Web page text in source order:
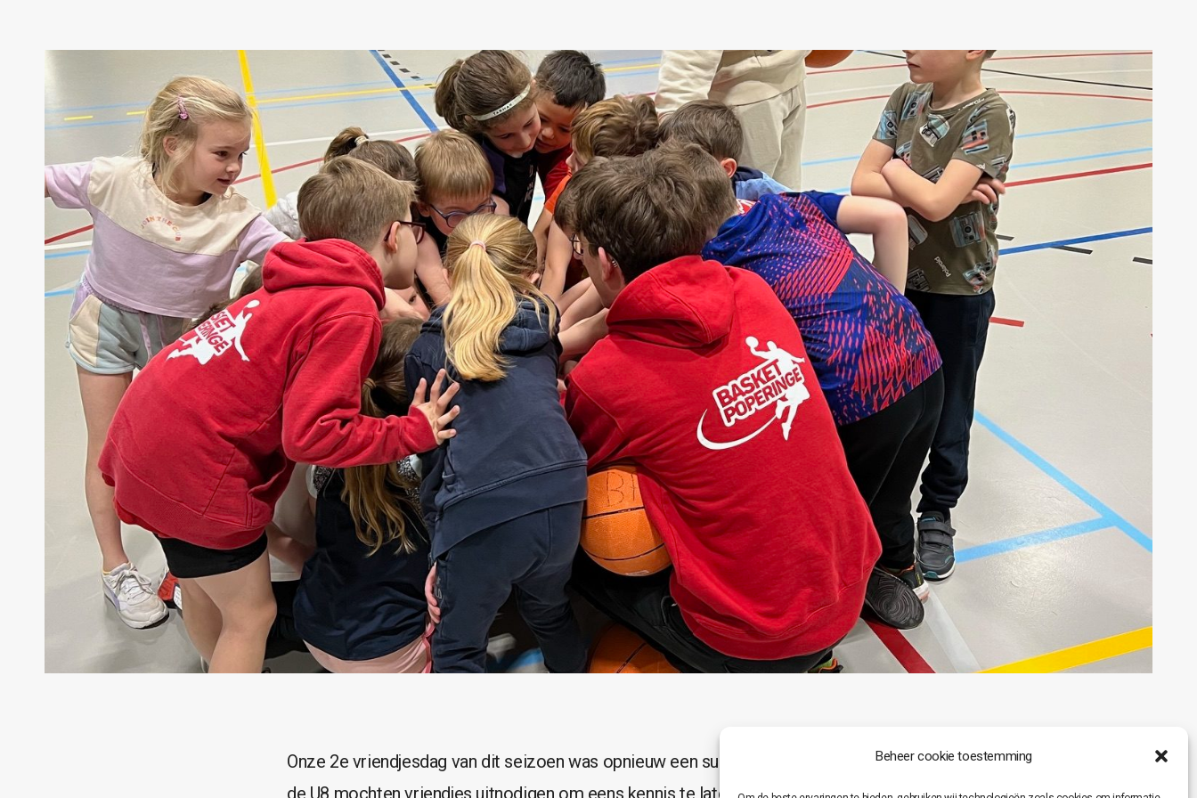
Beheer cookie toestemming
Onze 2e vriendjesdag van dit seizoen was opnieuw een succes! De spelertjes van
de U8 mochten vriendjes uitnodigen om eens kennis te laten maken met ‘hun’ sport.